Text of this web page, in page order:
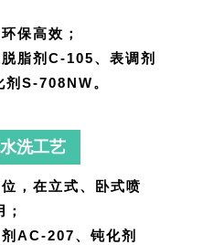
保高效；
脂剂C-105、表调剂
剂S-708NW。
洗工艺
，在立式、卧式喷
剂AC-207、钝化剂